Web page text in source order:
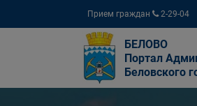
Прием граждан 2-29-04
БЕЛОВО
Портал
Беловского